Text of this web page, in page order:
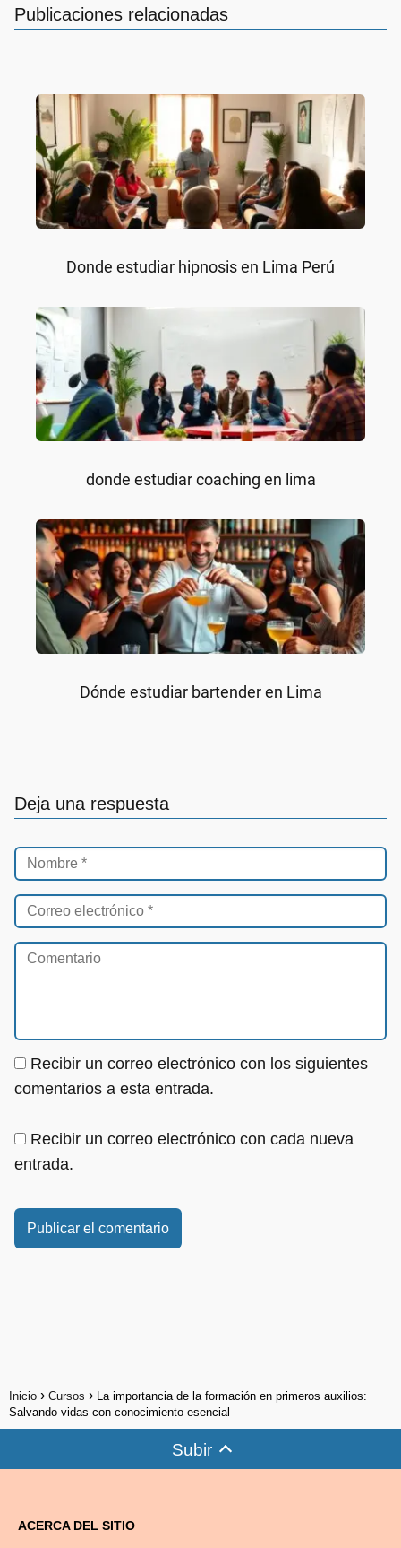
Publicaciones relacionadas
Donde estudiar hipnosis en Lima Perú
donde estudiar coaching en lima
Dónde estudiar bartender en Lima
Deja una respuesta
Recibir un correo electrónico con los siguientes
comentarios a esta entrada.
Recibir un correo electrónico con cada nueva
entrada.
Inicio Cursos
La importancia de la formación en primeros auxilios:
Salvando vidas con conocimiento esencial
Subir
ACERCA DEL SITIO